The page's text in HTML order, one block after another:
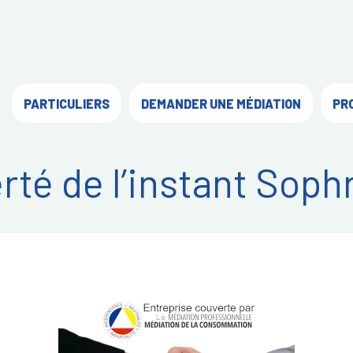
PARTICULIERS DEMANDER UNE MÉDIATION
de l’instant